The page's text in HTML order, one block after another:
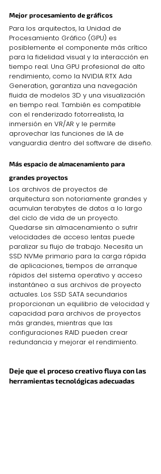
Mejor procesamiento de gráficos
Para los arquitectos, la Unidad de
Procesamiento Gráfico (GPU) es
posiblemente el componente más crítico
para la fidelidad visual y la interacción en
tiempo real. Una GPU profesional de alto
rendimiento, como la NVIDIA RTX Ada
Generation, garantiza una navegación
fluida de modelos 3D y una visualización
en tiempo real. También es compatible
con el renderizado fotorrealista, la
inmersión en VR/AR y le permite
aprovechar las funciones de IA de
vanguardia dentro del software de diseño.
Más espacio de almacenamiento para
grandes proyectos
Los archivos de proyectos de
arquitectura son notoriamente grandes y
acumulan terabytes de datos a lo largo
del ciclo de vida de un proyecto.
Quedarse sin almacenamiento o sufrir
velocidades de acceso lentas puede
paralizar su flujo de trabajo. Necesita un
SSD NVMe primario para la carga rápida
de aplicaciones, tiempos de arranque
rápidos del sistema operativo y acceso
instantáneo a sus archivos de proyecto
actuales. Los SSD SATA secundarios
proporcionan un equilibrio de velocidad y
capacidad para archivos de proyectos
más grandes, mientras que las
configuraciones RAID pueden crear
redundancia y mejorar el rendimiento.
Deje que el proceso creativo fluya con las
herramientas tecnológicas adecuadas